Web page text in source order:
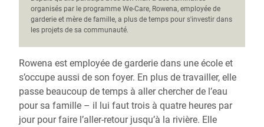
organisés par le programme We-Care, Rowena, employée de
garderie et mère de famille, a plus de temps pour s'investir dans
les projets de sa communauté.
Rowena est employée de garderie dans une école et
s’occupe aussi de son foyer. En plus de travailler, elle
passe beaucoup de temps à aller chercher de l’eau
pour sa famille – il lui faut trois à quatre heures par
jour pour faire l’aller-retour jusqu’à la rivière. Elle